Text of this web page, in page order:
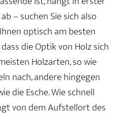
– suchen Sie sich also
optisch am besten
die Optik von Holz sich
Holzarten, so wie
nach, andere hingegen
die Esche. Wie schnell
von dem Aufstellort des